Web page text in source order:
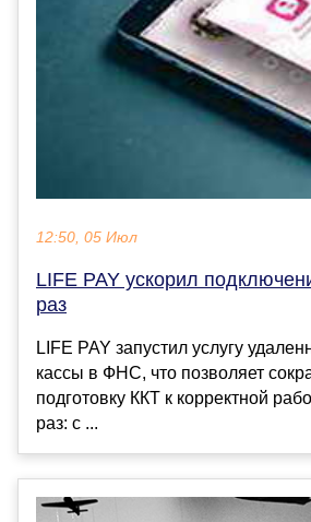
12:50, 05 Июл
LIFE PAY ускорил
раз
LIFE PAY запустил услугу
кассы в ФНС, что позволяет
подготовку ККТ к корректной
раз: с ...